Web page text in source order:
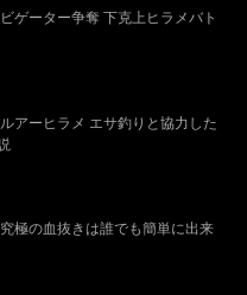
ゲーター争奪 下克上ヒラメバト
アーヒラメ エサ釣りと協力した
極の血抜きは誰でも簡単に出来